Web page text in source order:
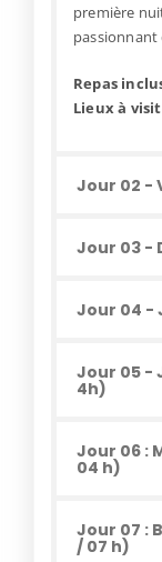
première
Repas
Lieux à
Jour 02 -
Jour 03 -
Jour 04 -
Jour 05 -
4h)
Jour 06 :
04 h)
Jour 07 :
/ 07 h)